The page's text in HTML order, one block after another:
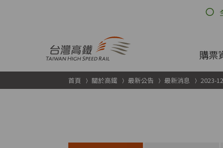
購票
首頁 關於高鐵 最新公告 最新消息 2023-